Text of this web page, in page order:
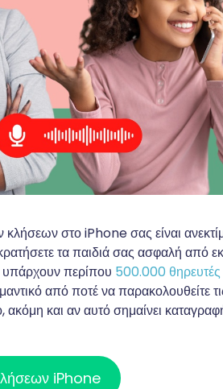
στο iPhone σας είναι
τα παιδιά σας ασφαλή από
υπάρχουν περίπου 500.000 θηρευτές
από ποτέ να παρακολουθείτε
ακόμη και αν αυτό σημαίνει
iPhone